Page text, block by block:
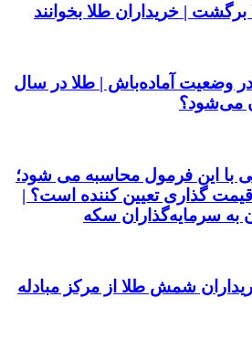
برگشت | خریداران طلا بخوانند
در وضعیت آماده‌باش | طلا در سال
با این فرمول محاسبه می شود؛
گذاری تعیین کننده است؟ |
به سرمایه‌گذاران سکه
شمش طلا از مرکز مبادله